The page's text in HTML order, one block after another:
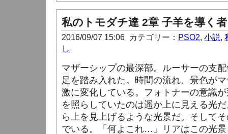
私のトモダチ達 2章 子羊を導く
2016/09/07 15:06 カテゴリー： PSO2, 小説,
し
マザーシップの最深部。ルーサーの支
足を踏み入れた。時間の流れ、景色が
激に変化している。フォトナーの意識
を照らしていたのは遥か上に見える光
ら上を見上げるような光景だ。そして
でいる。「何よこれ…」リアはこの光